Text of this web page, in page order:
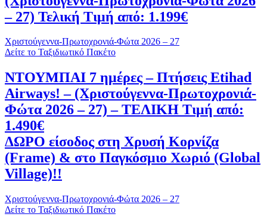
– 27) Τελική Τιμή από: 1.199€
Χριστούγεννα-Πρωτοχρονιά-Φώτα 2026 – 27
Δείτε το Ταξιδιωτικό Πακέτο
ΝΤΟΥΜΠΑΙ 7 ημέρες – Πτήσεις Etihad
Airways! – (Χριστούγεννα-Πρωτοχρονιά-
Φώτα 2026 – 27) – ΤΕΛΙΚΗ Τιμή από:
1.490€
ΔΩΡΟ είσοδος στη Χρυσή Κορνίζα
(Frame) & στο Παγκόσμιο Χωριό (Global
Village)!!
Χριστούγεννα-Πρωτοχρονιά-Φώτα 2026 – 27
Δείτε το Ταξιδιωτικό Πακέτο